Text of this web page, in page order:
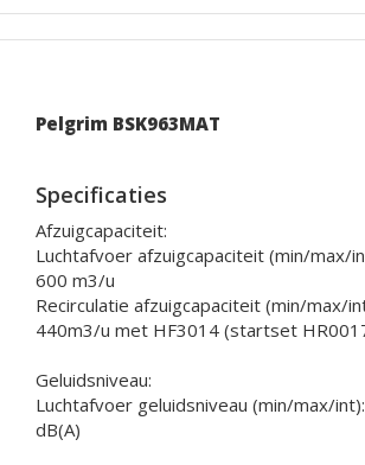
Pelgrim BSK963MAT
Specificaties
Afzuigcapaciteit:
Luchtafvoer afzuigcapaciteit (min/max/
600 m3/u
Recirculatie afzuigcapaciteit (min/max/
440m3/u met HF3014 (startset
Geluidsniveau:
Luchtafvoer geluidsniveau (min/max/
dB(A)